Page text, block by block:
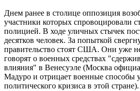
Днем ранее в столице оппозиция
участники которых спровоцировали
полицией. В ходе уличных стычек
десятков человек. За попыткой
правительство стоят США. Они уже
говорят о военных средствах
влияния" в Венесуэле (Москва
Мадуро и отрицает военные способы
политического кризиса в этой стране).